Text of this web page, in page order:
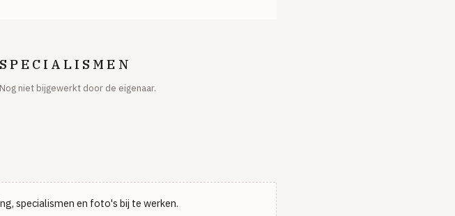
SPECIALISMEN
Nog niet bijgewerkt door de eigenaar.
specialismen en foto's bij te werken.